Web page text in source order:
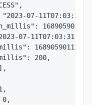
07-
07-
1689059011382,
200,
0,